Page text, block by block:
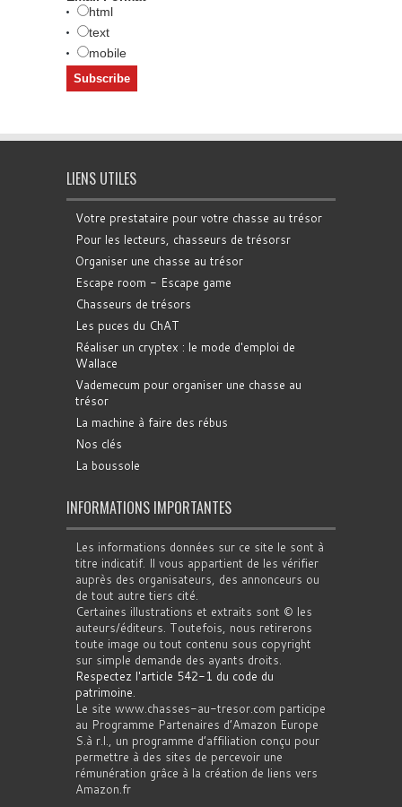
html
text
mobile
LIENS UTILES
Votre prestataire pour votre chasse au trésor
Pour les lecteurs, chasseurs de trésorsr
Organiser une chasse au trésor
Escape room - Escape game
Chasseurs de trésors
Les puces du ChAT
Réaliser un cryptex : le mode d'emploi de
Wallace
Vademecum pour organiser une chasse au
trésor
La machine à faire des rébus
Nos clés
La boussole
INFORMATIONS IMPORTANTES
Les informations données sur ce site le sont à
titre indicatif. Il vous appartient de les vérifier
auprès des organisateurs, des annonceurs ou
de tout autre tiers cité.
Certaines illustrations et extraits sont © les
auteurs/éditeurs. Toutefois, nous retirerons
toute image ou tout contenu sous copyright
sur simple demande des ayants droits.
Respectez l'article 542-1 du code du
patrimoine.
Le site www.chasses-au-tresor.com participe
au Programme Partenaires d’Amazon Europe
S.à r.l., un programme d’affiliation conçu pour
permettre à des sites de percevoir une
rémunération grâce à la création de liens vers
Amazon.fr